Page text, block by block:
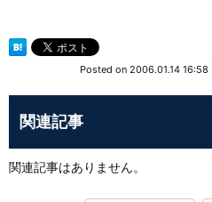
Posted on 2006.01.14 16:58
関連記事
関連記事はありません。